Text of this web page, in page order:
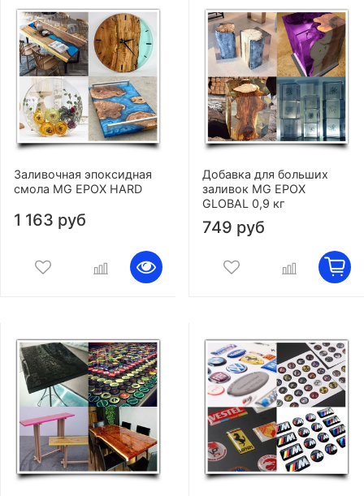
Заливочная эпоксидная
смола MG EPOX HARD
1 163 руб
Добавка для больших
заливок MG EPOX
GLOBAL 0,9 кг
749 руб